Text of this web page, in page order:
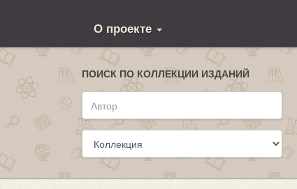
О проекте
ПОИСК ПО КОЛЛЕКЦИИ ИЗДАНИЙ